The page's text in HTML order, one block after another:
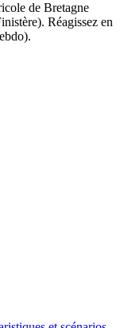
de Bretagne
Réagissez en